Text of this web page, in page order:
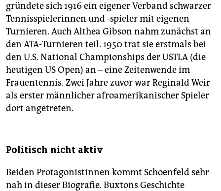
gründete sich 1916 ein eigener Verband schwarzer
Tennisspielerinnen und -spieler mit eigenen
Turnieren. Auch Althea Gibson nahm zunächst an
den ATA-Turnieren teil. 1950 trat sie erstmals bei
den U.S. National Championships der USTLA (die
heutigen US Open) an – eine Zeitenwende im
Frauentennis. Zwei Jahre zuvor war Reginald Weir
als erster männlicher afroamerikanischer Spieler
dort angetreten.
Politisch nicht aktiv
Beiden Protagonistinnen kommt Schoenfeld sehr
nah in dieser Biografie. Buxtons Geschichte